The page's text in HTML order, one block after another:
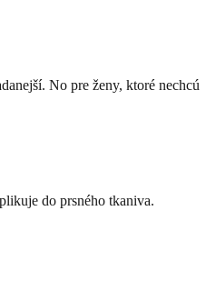
No pre ženy, ktoré nechcú
do prsného tkaniva.